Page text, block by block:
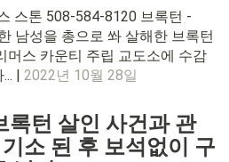
스톤 508-584-8120 브록턴 -
남성을 총으로 쏴 살해한 브록턴
머스 카운티 주립 교도소에 수감
| 2022년 10월 28일
록턴 살인 사건과 관
소 된 후 보석없이 구